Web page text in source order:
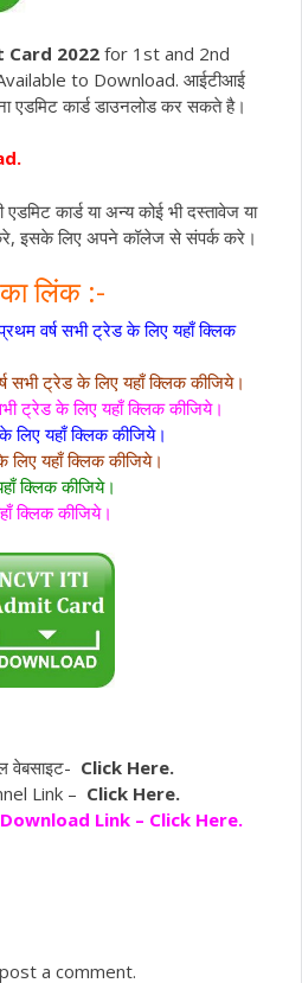
Card 2022 for 1st and 2nd
to Download. आईटीआई
एडमिट कार्ड डाउनलोड कर सकते है।
कार्ड या अन्य कोई भी दस्तावेज या
इसके लिए अपने कॉलेज से संपर्क करे।
का लिंक :-
वर्ष सभी ट्रेड के लिए यहाँ क्लिक
सभी ट्रेड के लिए यहाँ क्लिक कीजिये।
ट्रेड के लिए यहाँ क्लिक कीजिये।
लिए यहाँ क्लिक कीजिये।
के लिए यहाँ क्लिक कीजिये।
क्लिक कीजिये।
क्लिक कीजिये।
वेबसाइट- Click Here.
Link – Click Here.
Link – Click Here.
a comment.